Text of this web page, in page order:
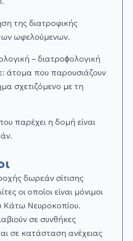
της διατροφικής
ωφελούμενων.
– διατροϕολογική
άτομα που παρουσιάζουν
σχετιζόμενο µε τη
παρέχει η δομή είναι
δωρεάν σίτισης
οι οποίοι είναι µόνιµοι
Κάτω Νευροκοπίου.
σε συνθήκες
σε κατάσταση ανέχειας